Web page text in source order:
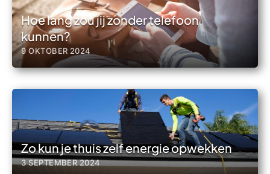
Hoe lang zou jij zonder telefoon
kunnen?
9 OKTOBER 2024
Zo kun je thuis zelf energie opwekken
3 SEPTEMBER 2024